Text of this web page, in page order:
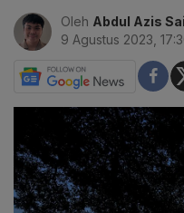
Oleh Abdul Azis
9 Agustus 2023,